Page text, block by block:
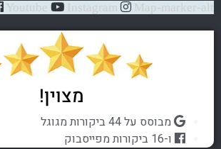
Youtube Instagram Map-marker-alt
מצוין!
מבוסס על 44 ביקורות מגוגל
ו-16 ביקורות מפייסבוק